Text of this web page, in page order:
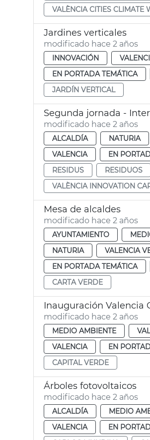
VALÈNCIA CITIES CLIMATE
Jardines verticales
modificado hace 2 años
INNOVACIÓN
EN PORTADA TEMÁTICA
JARDÍN VERTICAL
Segunda jornada -
modificado hace 2 años
ALCALDÍA NATURIA
VALENCIA
EN
RESIDUS
RESIDUOS
VALÈNCIA INNOVATION
Mesa de alcaldes
modificado hace 2 años
AYUNTAMIENTO
NATURIA
VALENCIA
EN PORTADA TEMÁTICA
CARTA VERDE
Inauguración Valencia
modificado hace 2 años
MEDIO AMBIENTE
VALENCIA
EN
CAPITAL VERDE
Árboles fotovoltaicos
modificado hace 2 años
ALCALDÍA MEDIO
VALENCIA
EN